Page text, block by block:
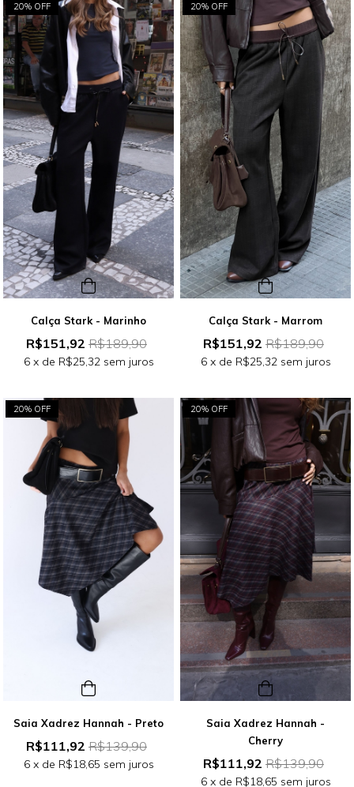
20% OFF
Calça Stark - Marinho
R$151,92 R$189,90
6 x de R$25,32 sem juros
20% OFF
Calça Stark - Marrom
R$151,92 R$189,90
6 x de R$25,32 sem juros
20% OFF
Saia Xadrez Hannah - Preto
R$111,92 R$139,90
6 x de R$18,65 sem juros
20% OFF
Saia Xadrez Hannah -
Cherry
R$111,92 R$139,90
6 x de R$18,65 sem juros